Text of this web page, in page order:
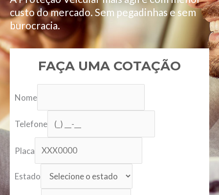
custo do mercado. Sem pegadinhas e sem
burocracia.
FAÇA UMA COTAÇÃO
Nome
Telefone
Placa
Estado